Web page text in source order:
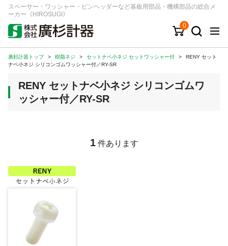
スペーサー・ワッシャー・ピンヘッダーなど基板用部品・機構部品の総合メ
ーカー《HIROSUGI》
0
キーワード 品番/シリーズ
商品カテゴリから探す
ジャンルから探す
注文・見積りについて
ご利用ガイド
お問い合わせ窓口
会社情報
廣杉計器トップ > 樹脂ネジ > セットナベ小ネジ セットワッシャー付 >
RENY セット
ナベ小ネジ シリコンゴムワッシャー付／RY-SR
RENY セットナベ小ネジ シリコンゴムワ
ッシャー付／RY-SR
1 件あります